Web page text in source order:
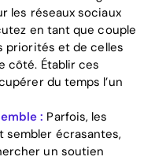
les réseaux sociaux
en tant que couple
priorités et de celles
côté. Établir ces
du temps l’un
: Parfois, les
sembler écrasantes,
un soutien